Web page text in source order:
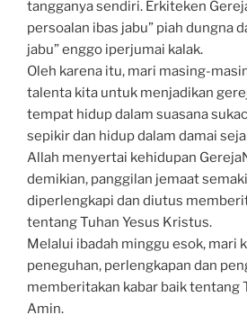
tangganya sendiri. Erkiteken
persoalan ibas jabu” piah dungna
jabu” enggo iperjumai kalak.
Oleh karena itu, mari masing-
talenta kita untuk menjadikan
tempat hidup dalam suasana
sepikir dan hidup dalam damai
Allah menyertai kehidupan
demikian, panggilan jemaat
diperlengkapi dan diutus
tentang Tuhan Yesus Kristus.
Melalui ibadah minggu esok, mari
peneguhan, perlengkapan dan
memberitakan kabar baik tentang
Amin.